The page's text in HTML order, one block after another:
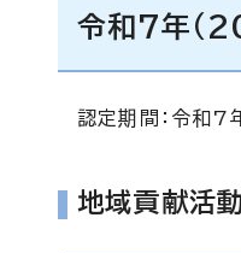
令和7年（
認定期間：令和
地域貢献活